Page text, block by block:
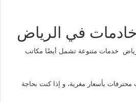
في الرياض
خدمات متنوعة تشمل أيضًا مكاتب
بأسعار مغرية، و إذا كنت بحاجة